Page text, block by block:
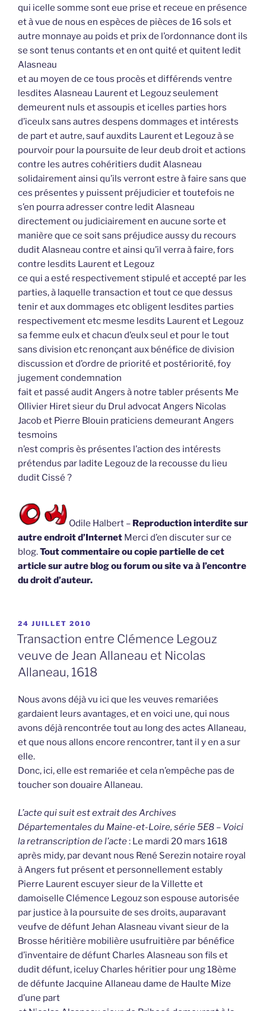
qui icelle somme sont eue prise et receue en présence
et à vue de nous en espèces de pièces de 16 sols et
autre monnaye au poids et prix de l’ordonnance dont ils
se sont tenus contants et en ont quité et quitent ledit
Alasneau
et au moyen de ce tous procès et différends ventre
lesdites Alasneau Laurent et Legouz seulement
demeurent nuls et assoupis et icelles parties hors
d’iceulx sans autres despens dommages et intérests
de part et autre, sauf auxdits Laurent et Legouz à se
pourvoir pour la poursuite de leur deub droit et actions
contre les autres cohéritiers dudit Alasneau
solidairement ainsi qu’ils verront estre à faire sans que
ces présentes y puissent préjudicier et toutefois ne
s’en pourra adresser contre ledit Alasneau
directement ou judiciairement en aucune sorte et
manière que ce soit sans préjudice aussy du recours
dudit Alasneau contre et ainsi qu’il verra à faire, fors
contre lesdits Laurent et Legouz
ce qui a esté respectivement stipulé et accepté par les
parties, à laquelle transaction et tout ce que dessus
tenir et aux dommages etc obligent lesdites parties
respectivement etc mesme lesdits Laurent et Legouz
sa femme eulx et chacun d’eulx seul et pour le tout
sans division etc renonçant aux bénéfice de division
discussion et d’ordre de priorité et postériorité, foy
jugement condemnation
fait et passé audit Angers à notre tabler présents Me
Ollivier Hiret sieur du Drul advocat Angers Nicolas
Jacob et Pierre Blouin praticiens demeurant Angers
tesmoins
n’est compris ès présentes l’action des intérests
prétendus par ladite Legouz de la recousse du lieu
dudit Cissé ?
Odile Halbert – Reproduction interdite sur
autre endroit d’Internet Merci d’en discuter sur ce
blog.Tout commentaire ou copie partielle de cet
article sur autre blog ou forum ou site va à l’encontre
du droit d’auteur.
PUBLIÉ
LE
24 JUILLET 2010
Transaction entre Clémence Legouz
veuve de Jean Allaneau et Nicolas
Allaneau, 1618
Nous avons déjà vu ici que les veuves remariées
gardaient leurs avantages, et en voici une, qui nous
avons déjà rencontrée tout au long des actes Allaneau,
et que nous allons encore rencontrer, tant il y en a sur
elle.
Donc, ici, elle est remariée et cela n’empêche pas de
toucher son douaire Allaneau.
L’acte qui suit est extrait des Archives
Départementales du Maine-et-Loire, série 5E8 – Voici
la retranscription de l’acte: Le mardi 20 mars 1618
après midy, par devant nous René Serezin notaire royal
à Angers fut présent et personnellement estably
Pierre Laurent escuyer sieur de la Villette et
damoiselle Clémence Legouz son espouse autorisée
par justice à la poursuite de ses droits, auparavant
veufve de défunt Jehan Alasneau vivant sieur de la
Brosse héritière mobilière usufruitière par bénéfice
d’inventaire de défunt Charles Alasneau son fils et
dudit défunt, iceluy Charles héritier pour ung 18ème
de défunte Jacquine Allaneau dame de Haulte Mize
d’une part